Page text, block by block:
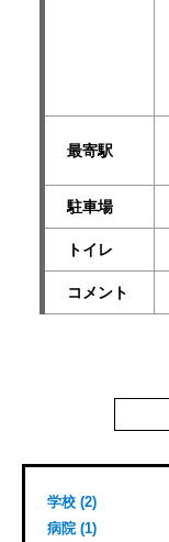
最寄駅
駐車場
トイレ
コメント
学校 (2)
病院 (1)